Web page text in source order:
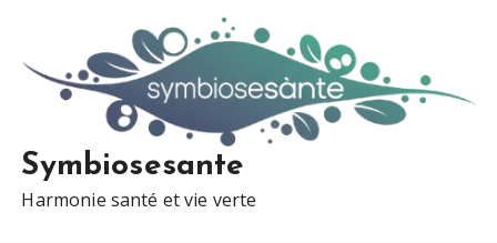
Symbiosesante
Harmonie santé et vie verte